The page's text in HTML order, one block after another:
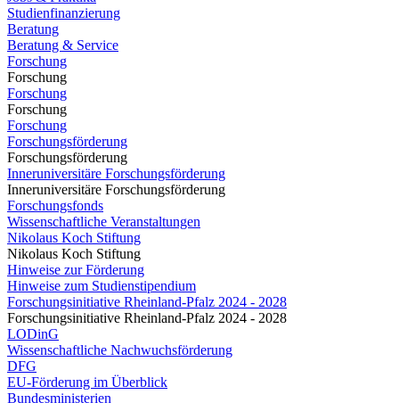
Studienfinanzierung
Beratung
Beratung & Service
Forschung
Forschung
Forschung
Forschung
Forschung
Forschungsförderung
Forschungsförderung
Inneruniversitäre Forschungsförderung
Inneruniversitäre Forschungsförderung
Forschungsfonds
Wissenschaftliche Veranstaltungen
Nikolaus Koch Stiftung
Nikolaus Koch Stiftung
Hinweise zur Förderung
Hinweise zum Studienstipendium
Forschungsinitiative Rheinland-Pfalz 2024 - 2028
Forschungsinitiative Rheinland-Pfalz 2024 - 2028
LODinG
Wissenschaftliche Nachwuchsförderung
DFG
EU-Förderung im Überblick
Bundesministerien